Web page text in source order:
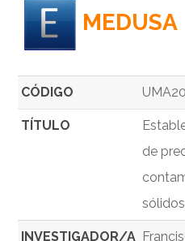
MEDUSA
CÓDIGO
TÍTULO
de
INVESTIGADOR/A